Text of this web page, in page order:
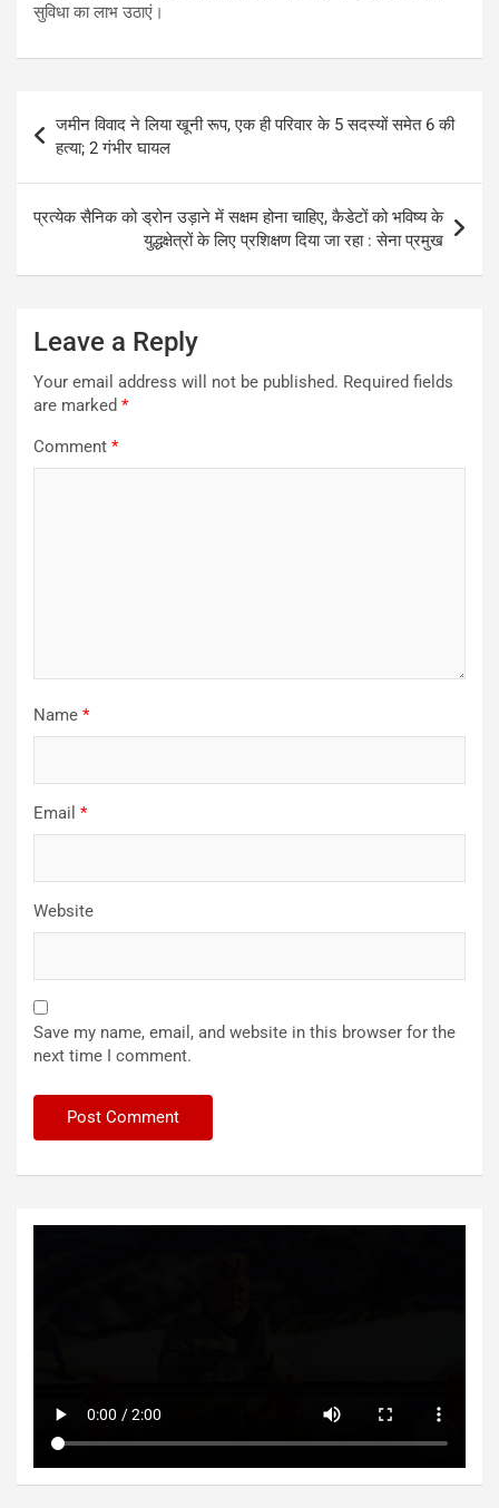
सुविधा का लाभ उठाएं।
navigation
जमीन विवाद ने लिया खूनी रूप, एक ही परिवार के 5 सदस्यों समेत 6 की
हत्या; 2 गंभीर घायल
प्रत्येक सैनिक को ड्रोन उड़ाने में सक्षम होना चाहिए, कैडेटों को भविष्य के
युद्धक्षेत्रों के लिए प्रशिक्षण दिया जा रहा : सेना प्रमुख
Leave a Reply
Your email address will not be published. Required fields
are marked *
Comment *
Name *
Email *
Website
Save my name, email, and website in this browser for the
next time I comment.